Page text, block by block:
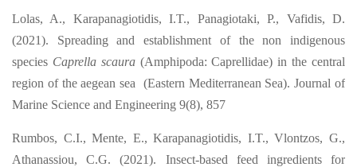
Lolas, A., Karapanagiotidis, I.T., Panagiotaki, P., Vafidis, D.
(2021). Spreading and establishment of the non indigenous
species Caprella scaura(Amphipoda: Caprellidae) in the central
region of the aegean sea (Eastern Mediterranean Sea). Journal of
Marine Science and Engineering 9(8), 857
Rumbos, C.I., Mente, E., Karapanagiotidis, I.T., Vlontzos, G.,
Athanassiou, C.G. (2021). Insect-based feed ingredients for